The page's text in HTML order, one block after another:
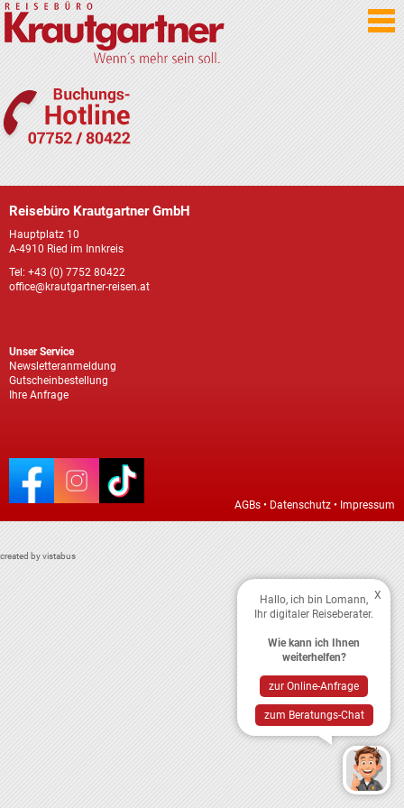
Reisebüro Krautgartner GmbH
Hauptplatz 10
A-4910 Ried im Innkreis
Tel: +43 (0) 7752 80422
office@krautgartner-reisen.at
Unser Service
Newsletteranmeldung
Gutscheinbestellung
Ihre Anfrage
AGBs • Datenschutz • Impressum
created by vistabus
X
Hallo, ich bin Lomann,
Ihr digitaler Reiseberater.
Wie kann ich Ihnen
weiterhelfen?
zur Online-Anfrage
zum Beratungs-Chat